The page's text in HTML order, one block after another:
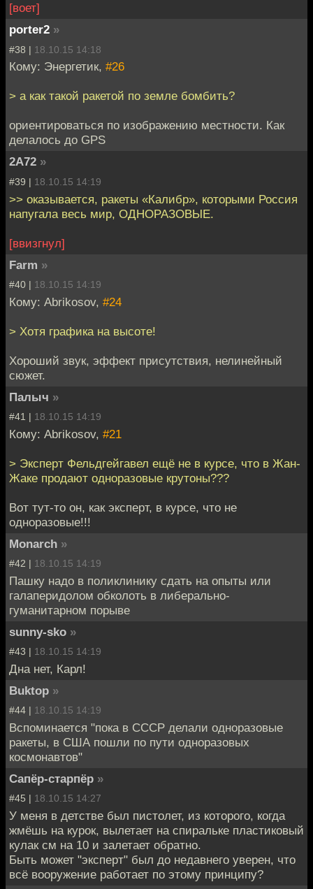
[воет]
porter2 »
#38 | 18.10.15 14:18
Кому: Энергетик, #26
> а как такой ракетой по земле бомбить?
ориентироваться по изображению местности. Как
делалось до GPS
2A72 »
#39 | 18.10.15 14:19
>> оказывается, ракеты «Калибр», которыми Россия
напугала весь мир, ОДНОРАЗОВЫЕ.
[ввизгнул]
Farm »
#40 | 18.10.15 14:19
Кому: Abrikosov, #24
> Хотя графика на высоте!
Хороший звук, эффект присутствия, нелинейный
сюжет.
Палыч »
#41 | 18.10.15 14:19
Кому: Abrikosov, #21
> Эксперт Фельдгейгавел ещё не в курсе, что в Жан-
Жаке продают одноразовые крутоны???
Вот тут-то он, как эксперт, в курсе, что не
одноразовые!!!
Monarch »
#42 | 18.10.15 14:19
Пашку надо в поликлинику сдать на опыты или
галаперидолом обколоть в либерально-
гуманитарном порыве
sunny-sko »
#43 | 18.10.15 14:19
Дна нет, Карл!
Buktop »
#44 | 18.10.15 14:19
Вспоминается "пока в СССР делали одноразовые
ракеты, в США пошли по пути одноразовых
космонавтов"
Сапёр-старпёр »
#45 | 18.10.15 14:27
У меня в детстве был пистолет, из которого, когда
жмёшь на курок, вылетает на спиральке пластиковый
кулак см на 10 и залетает обратно.
Быть может "эксперт" был до недавнего уверен, что
всё вооружение работает по этому принципу?